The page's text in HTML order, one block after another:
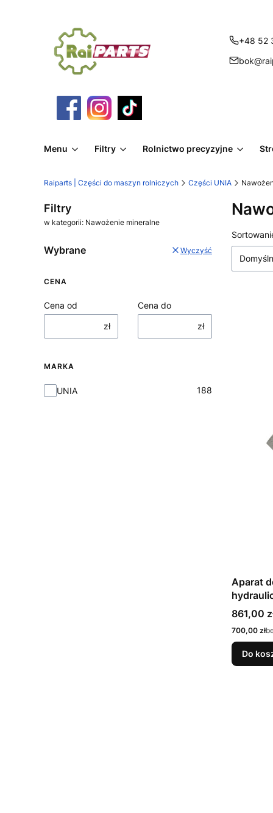
+48 52
Menu Filtry Rolnictwo precyzyjne
Raiparts | Części do maszyn rolniczych Części UNIA
Filtry
w kategorii: Nawożenie mineralne
Wybrane Wyczyść
CENA
Cena od
zł
Cena do
zł
MARKA
Marka
UNIA 188
Lista
Aparat
Cena
861,00
Cena netto
700,00 zł
Do